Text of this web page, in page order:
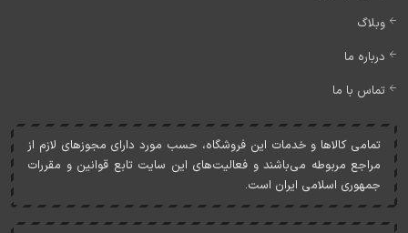
وبلاگ
درباره ما
تماس با ما
تمامی کالاها و خدمات اين فروشگاه، حسب مورد دارای مجوزهای لازم از
مراجع مربوطه می‌باشند و فعاليت‌های اين سايت تابع قوانين و مقررات
جمهوری اسلامی ايران است.